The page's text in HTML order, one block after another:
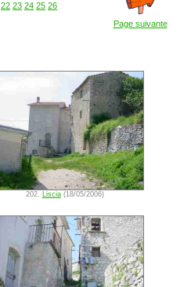
22 23 24 25 26
Page suivante
202. Liscia(18/05/2006)